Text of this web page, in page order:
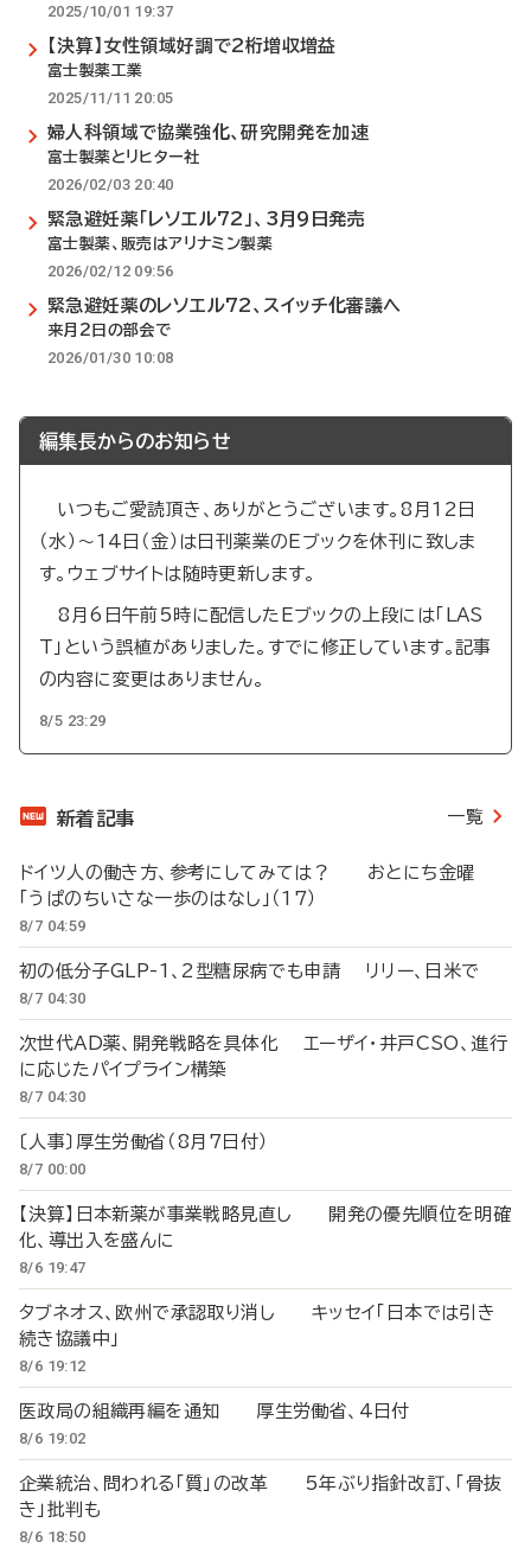
2025/10/01 19:37
【決算】女性領域好調で2桁増収増益
富士製薬工業
2025/11/11 20:05
婦人科領域で協業強化、研究開発を加速
富士製薬とリヒター社
2026/02/03 20:40
緊急避妊薬「レソエル72」、3月9日発売
富士製薬、販売はアリナミン製薬
2026/02/12 09:56
緊急避妊薬のレソエル72、スイッチ化審議へ
来月2日の部会で
2026/01/30 10:08
編集長からのお知らせ
いつもご愛読頂き、ありがとうございます。8月12日
（水）～14日（金）は日刊薬業のEブックを休刊に致しま
す。ウェブサイトは随時更新します。
8月6日午前5時に配信したEブックの上段には「LAS
T」という誤植がありました。すでに修正しています。記事
の内容に変更はありません。
8/5 23:29
新着記事 一覧
ドイツ人の働き方、参考にしてみては？ おとにち金曜
「うぱのちいさな一歩のはなし」（17）
8/7 04:59
初の低分子GLP-1、2型糖尿病でも申請 リリー、日米で
8/7 04:30
次世代AD薬、開発戦略を具体化 エーザイ・井戸CSO、進行
に応じたパイプライン構築
8/7 04:30
〔人事〕厚生労働省（8月7日付）
8/7 00:00
【決算】日本新薬が事業戦略見直し 開発の優先順位を明確
化、導出入を盛んに
8/6 19:47
タブネオス、欧州で承認取り消し キッセイ「日本では引き
続き協議中」
8/6 19:12
医政局の組織再編を通知 厚生労働省、4日付
8/6 19:02
企業統治、問われる「質」の改革 5年ぶり指針改訂、「骨抜
き」批判も
8/6 18:50